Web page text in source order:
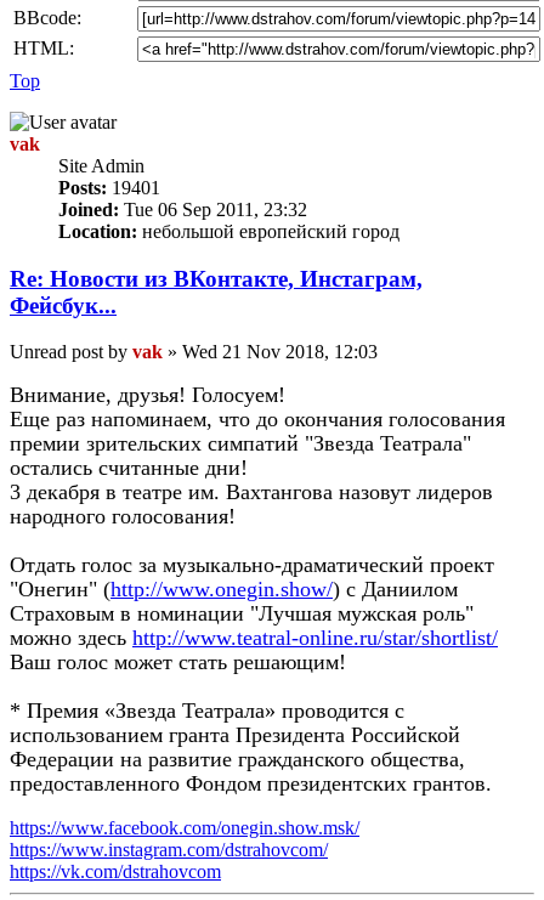
BBcode:
HTML:
Top
vak
Site Admin
Posts: 19401
Joined: Tue 06 Sep 2011, 23:32
Location: небольшой европейский город
Re: Новости из ВКонтакте, Инстаграм,
Фейсбук...
Unread post by vak » Wed 21 Nov 2018, 12:03
Внимание, друзья! Голосуем!
Еще раз напоминаем, что до окончания голосования
премии зрительских симпатий "Звезда Театрала"
остались считанные дни!
3 декабря в театре им. Вахтангова назовут лидеров
народного голосования!
Отдать голос за музыкально-драматический проект
"Онегин" (http://www.onegin.show/) с Даниилом
Страховым в номинации "Лучшая мужская роль"
можно здесь http://www.teatral-online.ru/star/shortlist/
Ваш голос может стать решающим!
* Премия «Звезда Театрала» проводится с
использованием гранта Президента Российской
Федерации на развитие гражданского общества,
предоставленного Фондом президентских грантов.
https://www.facebook.com/onegin.show.msk/
https://www.instagram.com/dstrahovcom/
https://vk.com/dstrahovcom